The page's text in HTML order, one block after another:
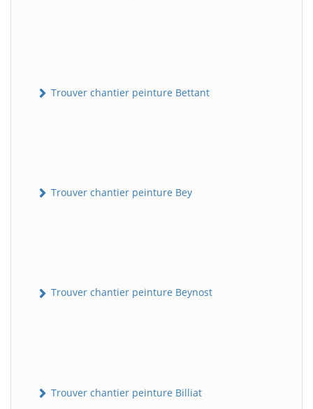
Trouver chantier peinture Bettant
Trouver chantier peinture Bey
Trouver chantier peinture Beynost
Trouver chantier peinture Billiat